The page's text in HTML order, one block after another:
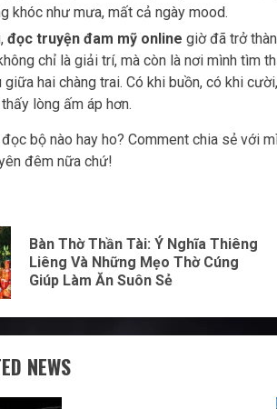
khóc như mưa, mất cả ngày mood.
đọc truyện đam mỹ online giờ đã trở
chỉ là giải trí, mà còn là nơi mình tìm
giữa hai chàng trai. Có khi buồn, có khi
lòng ấm áp hơn.
bộ nào hay ho? Comment chia sẻ với
đêm nữa chứ!
Bàn Thờ Thần Tài: Ý Nghĩa Thiêng
Liêng Và Những Mẹo Thờ Cúng
Giúp Làm Ăn Suôn Sẻ
NEWS